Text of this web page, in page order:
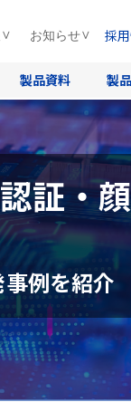
製品資料 製
お知らせ 採
証・
例を紹介